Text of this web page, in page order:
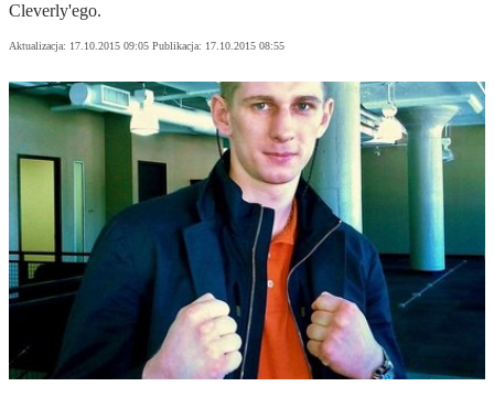
Cleverly'ego.
Aktualizacja: 17.10.2015 09:05 Publikacja: 17.10.2015 08:55